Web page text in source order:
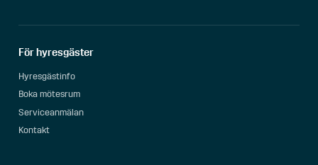
För hyresgäster
Hyresgästinfo
Boka mötesrum
Serviceanmälan
Kontakt